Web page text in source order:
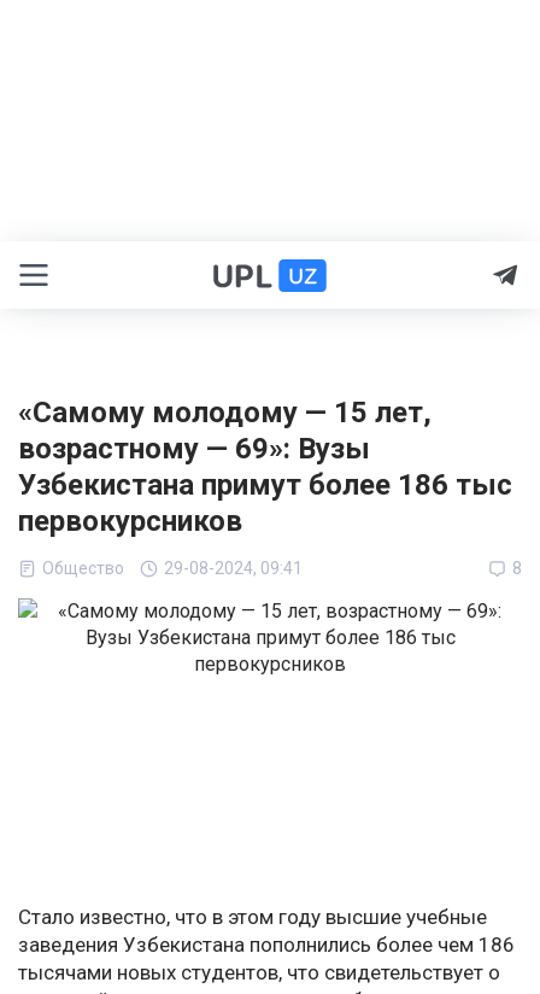
«Самому молодому — 15 лет,
возрастному — 69»: Вузы
Узбекистана примут более 186 тыс
первокурсников
Общество 29-08-2024, 09:41 8
Стало известно, что в этом году высшие учебные
заведения Узбекистана пополнились более чем 186
тысячами новых студентов, что свидетельствует о